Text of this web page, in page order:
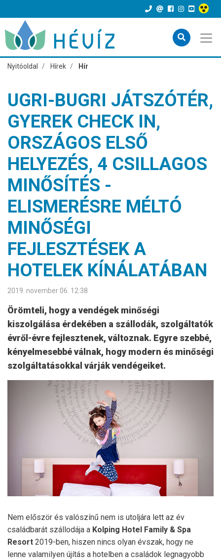
Nyitóoldal Hírek Hír
UGRI-BUGRI JÁTSZÓTÉR,
GYEREK CHECK IN,
ORSZÁGOS ELSŐ
HELYEZÉS, 4 CSILLAGOS
MINŐSÍTÉS -
ELISMERÉSRE MÉLTÓ
MINŐSÉGI
FEJLESZTÉSEK A
HOTELEK KÍNÁLATÁBAN
2019. november 06. 12:38
Örömteli, hogy a vendégek minőségi
kiszolgálása érdekében a szállodák, szolgáltatók
évről-évre fejlesztenek, változnak. Egyre szebbé,
kényelmesebbé válnak, hogy modern és minőségi
szolgáltatásokkal várják vendégeiket.
Nem először és valószínű nem is utoljára lett az év
családbarát szállodája a Kolping Hotel Family & Spa
Resort 2019-ben, hiszen nincs olyan évszak, hogy ne
lenne valamilyen újítás a hotelben a családok legnagyobb